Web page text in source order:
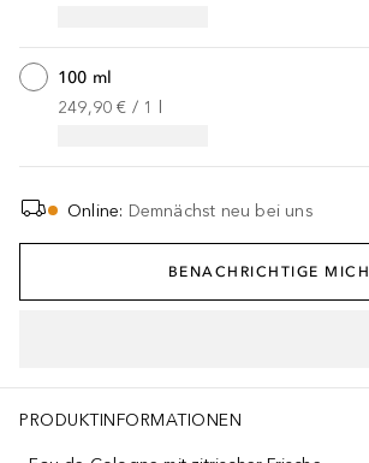
100 ml
249,90 € / 1
Online: Demnächst neu bei uns
BENACHRICHTIGE MICH
PRODUKTINFORMATIONEN